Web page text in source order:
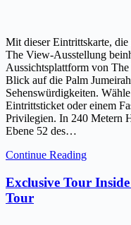
Mit dieser Eintrittskarte,
The View-Ausstellung
Aussichtsplattform von
Blick auf die Palm
Sehenswürdigkeiten.
Eintrittsticket oder einem
Privilegien. In 240 Metern
Ebene 52 des…
Continue Reading
Exclusive Tour
Tour